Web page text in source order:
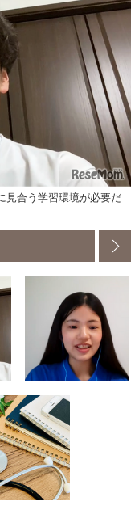
見合う学習環境が必要だ